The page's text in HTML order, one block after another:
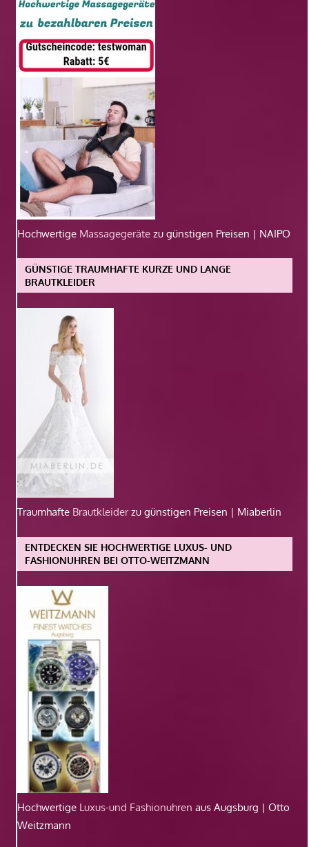
Hochwertige Massagegeräte zu günstigen Preisen | NAIPO
GÜNSTIGE TRAUMHAFTE KURZE UND LANGE
BRAUTKLEIDER
Traumhafte Brautkleiderzu günstigen Preisen | Miaberlin
ENTDECKEN SIE HOCHWERTIGE LUXUS- UND
FASHIONUHREN BEI OTTO-WEITZMANN
Hochwertige Luxus-und Fashionuhren aus Augsburg | Otto
Weitzmann